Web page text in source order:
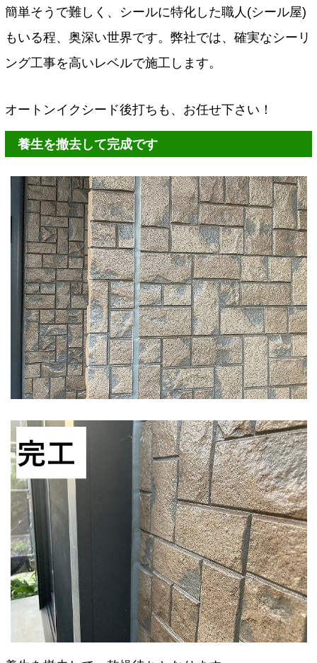
簡単そうで難しく、シールに特化した職人(シール屋)
もいる程、奥深い世界です。弊社では、確実なシーリ
ング工事を高いレベルで施工します。
オートンイクシード後打ちも、お任せ下さい！
養生を撤去して完成です